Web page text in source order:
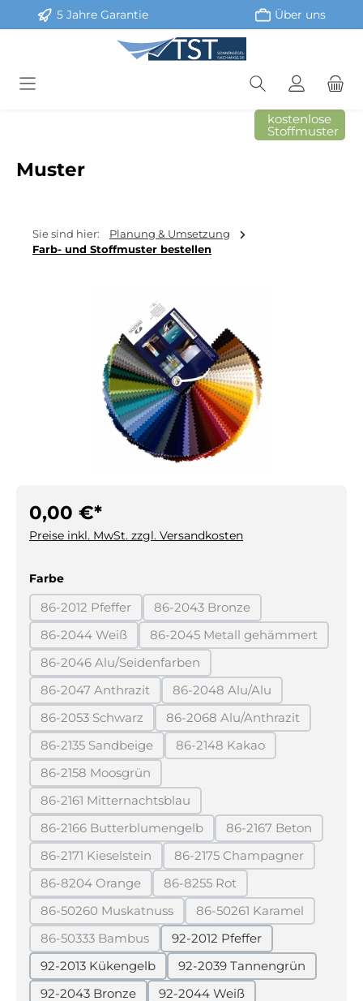
Zum Hauptinhalt springen
5 Jahre Garantie Über uns
kostenlose
Stoffmuster
Muster
Sie sind hier:
Planung & Umsetzung
Farb- und Stoffmuster bestellen
0,00 €*
Preise inkl. MwSt. zzgl. Versandkosten
Farbeauswählen
86-2012 Pfeffer
(Diese Option ist zurzeit nicht verfügbar.)
86-2043 Bronze
(Diese Option ist zurzeit nicht
86-2044 Weiß
(Diese Option ist zurzeit nicht verfügbar.)
86-2045 Metall gehämmert
(Diese Option ist
86-2046 Alu/Seidenfarben
(Diese Option ist zurzeit nicht verfügbar.)
86-2047 Anthrazit
(Diese Option ist zurzeit nicht verfügbar.)
86-2048 Alu/Alu
(Diese Option ist zurzeit
86-2053 Schwarz
(Diese Option ist zurzeit nicht verfügbar.)
86-2068 Alu/Anthrazit
(Diese Option ist zurzeit
86-2135 Sandbeige
(Diese Option ist zurzeit nicht verfügbar.)
86-2148 Kakao
(Diese Option ist zurzeit
86-2158 Moosgrün
(Diese Option ist zurzeit nicht verfügbar.)
86-2161 Mitternachtsblau
(Diese Option ist zurzeit nicht verfügbar.)
86-2166 Butterblumengelb
(Diese Option ist zurzeit nicht verfügbar.)
86-2167 Beton
(Diese Option ist
86-2171 Kieselstein
(Diese Option ist zurzeit nicht verfügbar.)
86-2175 Champagner
(Diese Option ist
86-8204 Orange
(Diese Option ist zurzeit nicht verfügbar.)
86-8255 Rot
(Diese Option ist zurzeit nicht
86-50260 Muskatnuss
(Diese Option ist zurzeit nicht verfügbar.)
86-50261 Karamel
(Diese Option ist
86-50333 Bambus
(Diese Option ist zurzeit nicht verfügbar.)
92-2012 Pfeffer
92-2013 Kükengelb
92-2039 Tannengrün
92-2043 Bronze
92-2044 Weiß